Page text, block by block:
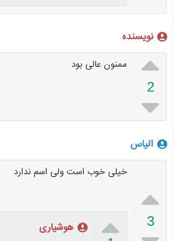
نویسنده

2

ممنون عالی بود
الیاس

3
خیلی خوب است ولی اسم ندارد
 هوشیاری